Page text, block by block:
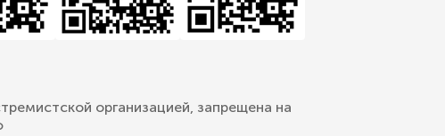
организацией, запрещена на